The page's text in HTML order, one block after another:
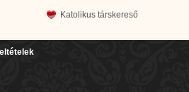
Katolikus társkereső